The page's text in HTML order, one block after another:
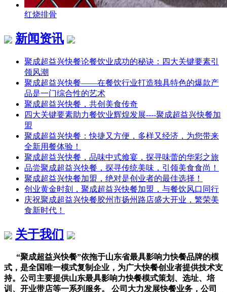
红烧排骨
新闻资讯
聚成超益兴快餐论餐饮业成功的秘诀：四大关键要素引
领风潮
聚成超益兴快餐——在餐饮行业打造独具特色的爆款产
品是一门综合性的艺术
聚成超益兴快餐，共创美食传奇
四大关键要素助力餐饮业辉煌发展----聚成超益兴快餐加
盟
聚成超益兴快餐：快捷又方便，多样又经济，为您带来
全新用餐体验！
聚成超益兴快餐，品味中式飨宴，探寻味蕾的华彩之旅
品尝聚成超益兴快餐，探寻传统美味，引领美食食尚！
聚成超益兴快餐加盟，绝对是创业者的最佳选择！
创业黄金时刻，聚成超益兴快餐加盟，与餐饮风口同行
庆祝聚成超益兴快餐胶州市扬州路店盛大开业，繁荣美
食新时代！
关于我们
“聚成超益兴快餐”依拖于山东省最具影响力快餐品牌的模
式，是全国唯一模式复制企业，为广大快餐创业者提供技术支
持。公司主要提供山东最具影响力快餐模式策划、选址、培
训、开业带店等一系列服务。 公司大力发展快餐业务，公司